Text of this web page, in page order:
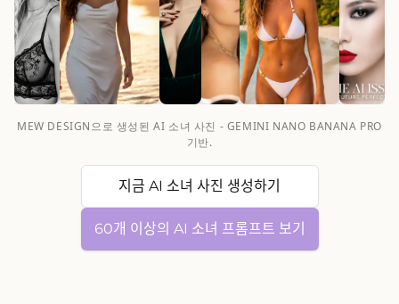
MEW DESIGN으로 생성된 AI 소녀 사진 - GEMINI NANO BANANA PRO
기반.
지금 AI 소녀 사진 생성하기
60개 이상의 AI 소녀 프롬프트 보기